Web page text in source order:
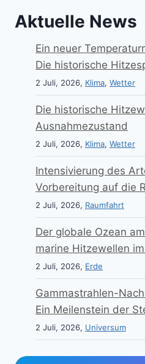
Aktuelle News
Ein neuer
Die historische
2 Juli, 2026, Klima, Wetter
Die historische
Ausnahmezustand
2 Juli, 2026, Klima, Wetter
Intensivierung des
Vorbereitung auf die
2 Juli, 2026, Raumfahrt
Der globale Ozean
marine Hitzewellen
2 Juli, 2026, Erde
Gammastrahlen-
Ein Meilenstein der
2 Juli, 2026, Universum